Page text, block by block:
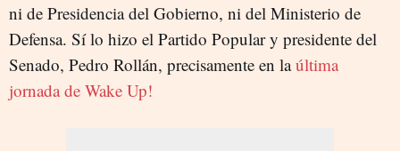
ni de Presidencia del Gobierno, ni del Ministerio de
Defensa. Sí lo hizo el Partido Popular y presidente del
Senado, Pedro Rollán, precisamente en laúltima
jornada de Wake Up!